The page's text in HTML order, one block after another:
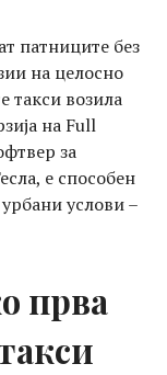
патниците без
на целосно
такси возила
на Full
за
е способен
услови –
прва